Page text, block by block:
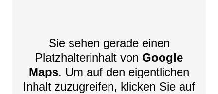
Sie sehen gerade einen
Platzhalterinhalt von Google
Maps. Um auf den eigentlichen
Inhalt zuzugreifen, klicken Sie auf